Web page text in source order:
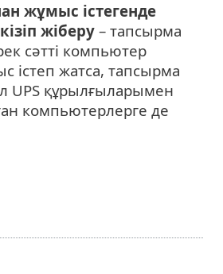
жұмыс істегенде
жіберу – тапсырма
сәтті компьютер
істеп жатса, тапсырма
UPS құрылғыларымен
компьютерлерге де